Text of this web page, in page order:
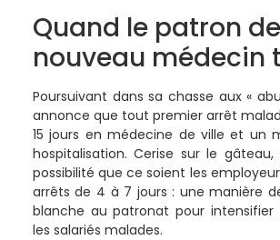
Quand le patron
nouveau médecin
Poursuivant dans sa chasse aux «
annonce que tout premier arrêt
15 jours en médecine de ville et un
hospitalisation. Cerise sur le
possibilité que ce soient les
arrêts de 4 à 7 jours : une manière
blanche au patronat pour intensifier
les salariés malades.